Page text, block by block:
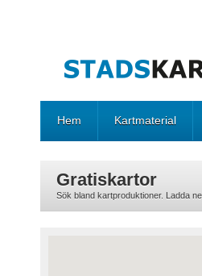
Hem Kartmaterial
Gratiskartor
Sök bland kartproduktioner. Ladda